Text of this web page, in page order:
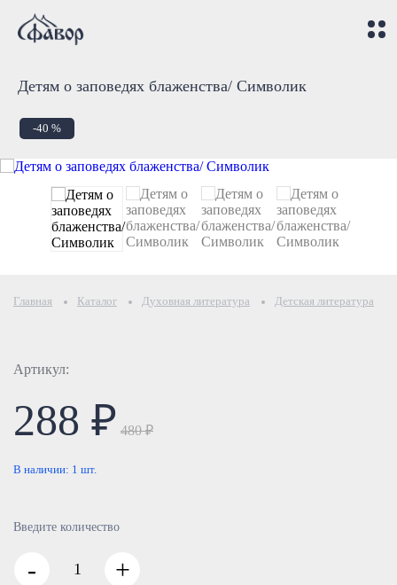
Детям о заповедях блаженства/ Символик
-40 %
Главная Каталог Духовная литература Детская литература
Артикул:
288 ₽ 480 ₽
В наличии: 1 шт.
Введите количество
- +